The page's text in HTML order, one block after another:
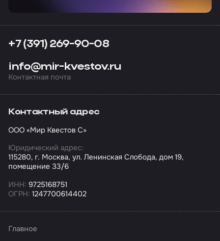
+7 (391) 269-90-08
info@mir-kvestov.ru
Контактная почта
Контактный адрес
ООО «Мир Квестов С»
Юридический адрес:
115280, г. Москва, ул. Ленинская Слобода, дом 19,
помещение 33/6
ИНН: 9725168751
ОГРН: 1247700614402
Главное